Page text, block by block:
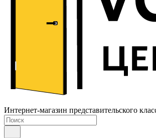
Интернет-магазин представительского